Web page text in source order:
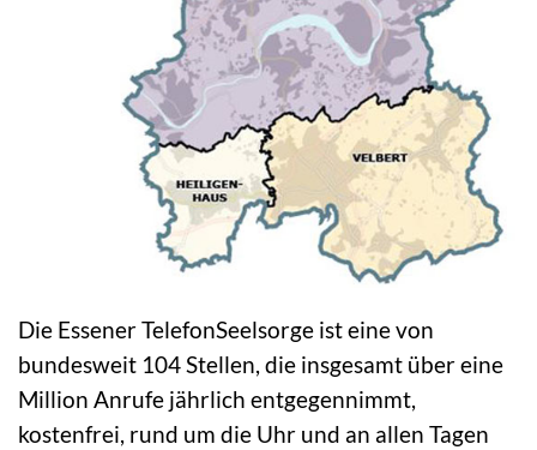
Die Essener TelefonSeelsorge ist eine von
bundesweit 104 Stellen, die insgesamt über eine
Million Anrufe jährlich entgegennimmt,
kostenfrei, rund um die Uhr und an allen Tagen